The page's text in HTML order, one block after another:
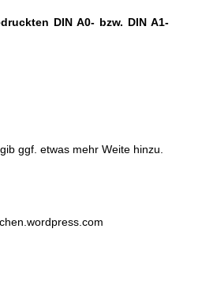
DIN A0- bzw. DIN A1-
ggf. etwas mehr Weite hinzu.